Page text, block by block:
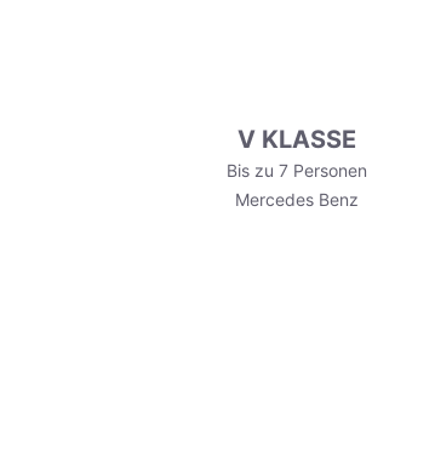
V KLASSE
Bis zu 7 Personen
Mercedes Benz